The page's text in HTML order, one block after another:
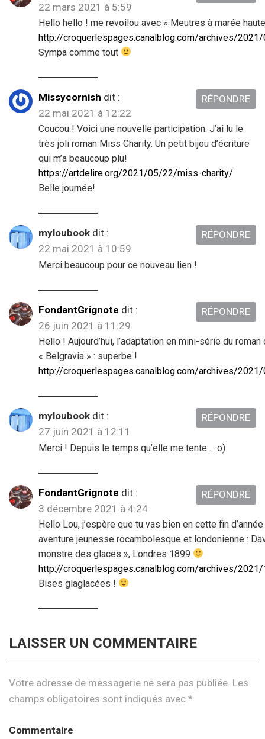
22 mars 2021 à 5:59
Hello hello ! me revoilou avec « Meutres à marée
http://croquerlespages.canalblog.com/archives/
Sympa comme tout
Missycornish dit :
22 mai 2021 à 12:22
Coucou ! Voici une nouvelle participation. J’ai lu le
très joli roman Miss Charity. Un petit bijou d’écriture
qui m’a beaucoup plu!
https://artdelire.org/2021/05/22/miss-charity/
Belle journée!
RÉPONDRE
myloubook dit :
22 mai 2021 à 10:59
Merci beaucoup pour ce nouveau lien !
RÉPONDRE
FondantGrignote dit :
26 juin 2021 à 11:29
Hello ! Aujourd’hui, l’adaptation en mini-série du
« Belgravia » : superbe !
http://croquerlespages.canalblog.com/archives/
RÉPONDRE
myloubook dit :
27 juin 2021 à 12:11
Merci ! Depuis le temps qu’elle me tente… :o)
RÉPONDRE
FondantGrignote dit :
3 décembre 2021 à 4:24
Hello Lou, j’espère que tu vas bien en cette fin
aventure jeunesse rocambolesque et londonienne :
monstre des glaces », Londres 1899
http://croquerlespages.canalblog.com/archives/
Bises glaglacées !
RÉPONDRE
LAISSER UN COMMENTAIRE
Votre adresse de messagerie ne sera pas publiée. Les
champs obligatoires sont indiqués avec *
Commentaire